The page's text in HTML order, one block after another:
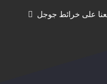
على خرائط جوجل